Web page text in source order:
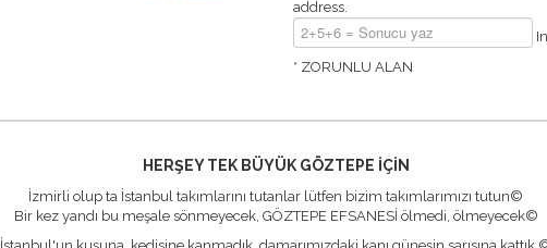
address.
* ZORUNLU ALAN
HERŞEY TEK BÜYÜK GÖZTEPE İÇİN
İzmirli olup ta İstanbul takımlarını tutanlar lütfen bizim takımlarımızı tutun©
Bir kez yandı bu meşale sönmeyecek, GÖZTEPE EFSANESİ ölmedi, ölmeyecek©